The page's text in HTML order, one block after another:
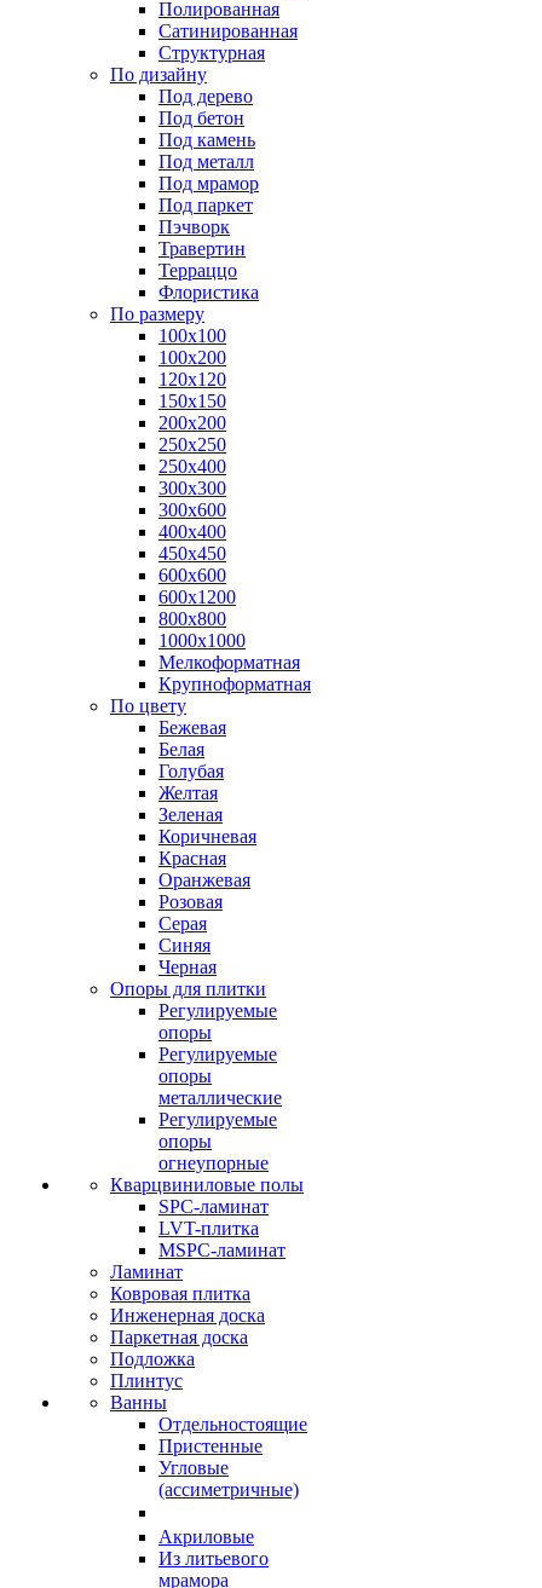
Полированная
Сатинированная
Структурная
По дизайну
Под дерево
Под бетон
Под камень
Под металл
Под мрамор
Под паркет
Пэчворк
Травертин
Терраццо
Флористика
По размеру
100х100
100х200
120х120
150х150
200х200
250х250
250х400
300х300
300х600
400х400
450х450
600х600
600х1200
800х800
1000х1000
Мелкоформатная
Крупноформатная
По цвету
Бежевая
Белая
Голубая
Желтая
Зеленая
Коричневая
Красная
Оранжевая
Розовая
Серая
Синяя
Черная
Опоры для плитки
Регулируемые
опоры
Регулируемые
опоры
металлические
Регулируемые
опоры
огнеупорные
Кварцвиниловые полы
SPC-ламинат
LVT-плитка
MSPC-ламинат
Ламинат
Ковровая плитка
Инженерная доска
Паркетная доска
Подложка
Плинтус
Ванны
Отдельностоящие
Пристенные
Угловые
(ассиметричные)
Акриловые
Из литьевого
мрамора